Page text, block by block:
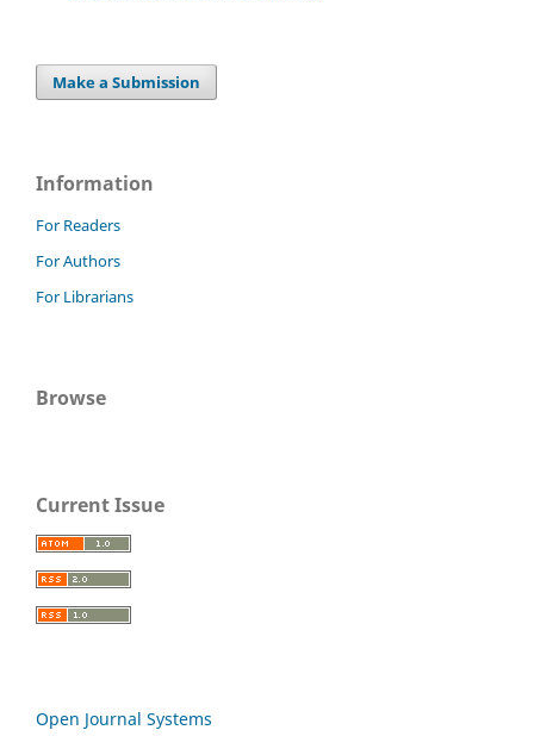
Make a Submission
Information
For Readers
For Authors
For Librarians
Browse
Current Issue
Open Journal Systems